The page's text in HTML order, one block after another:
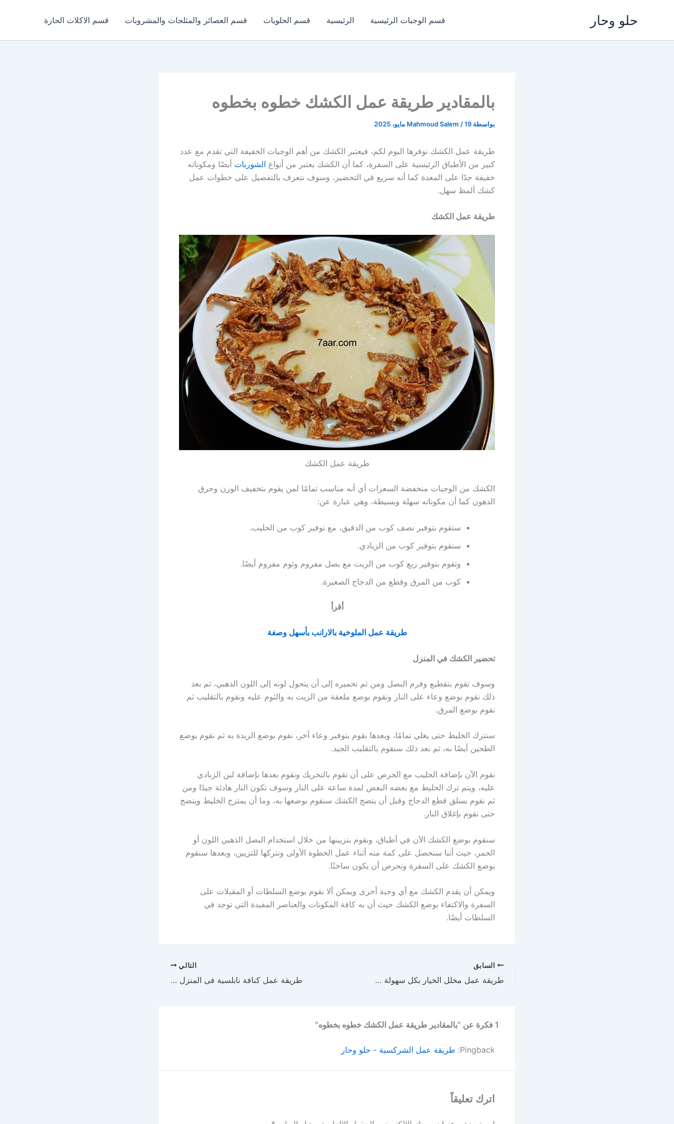
حلو وحار قسم الوجبات الرئيسية الرئيسية قسم الحلويات قسم العصائر والمثلجات والمشروبات قسم الاكلات الحارة
بالمقادير طريقة عمل الكشك خطوه بخطوه
بواسطة Mahmoud Salem /19 مايو، 2025
طريقة عمل الكشك نوفرها اليوم لكم، فيعتبر الكشك من أهم الوجبات الخفيفة التي تقدم مع عدد
كبير من الأطباق الرئيسية على السفرة، كما أن الكشك يعتبر من أنواع الشوربات أيضًا ومكوناته
خفيفة جدًا على المعدة كما أنه سريع في التحضير، وسوف نتعرف بالتفصيل على خطوات عمل
كشك ألمظ سهل.
طريقة عمل الكشك
طريقة عمل الكشك
الكشك من الوجبات منخفضة السعرات أي أنه مناسب تمامًا لمن يقوم بتخفيف الوزن وحرق
الدهون كما أن مكوناته سهلة وبسيطة، وهي عبارة عن:
ستقوم بتوفير نصف كوب من الدقيق، مع توفير كوب من الحليب.
ستقوم بتوفير كوب من الزبادي.
وتقوم بتوفير ربع كوب من الزيت مع بصل مفروم وثوم مفروم أيضًا.
كوب من المرق وقطع من الدجاج الصغيرة.
أقرأ
طريقة عمل الملوخية بالارانب بأسهل وصفة
تحضير الكشك في المنزل
وسوف تقوم بتقطيع وفرم البصل ومن ثم تحميره إلى أن يتحول لونه إلى اللون الذهبي، ثم بعد
ذلك نقوم بوضع وعاء على النار ونقوم بوضع ملعقة من الزيت به والثوم عليه ونقوم بالتقليب ثم
نقوم بوضع المرق.
سنترك الخليط حتى يغلي تمامًا، وبعدها نقوم بتوفير وعاء آخر، نقوم بوضع الزبدة به ثم نقوم بوضع
الطحين أيضًا به، ثم بعد ذلك سنقوم بالتقليب الجيد.
نقوم الآن بإضافة الحليب مع الحرص على أن نقوم بالتحريك ونقوم بعدها بإضافة لبن الزبادي
عليه، ويتم ترك الخليط مع بعضه البعض لمدة ساعة على النار وسوف تكون النار هادئة جيدًا ومن
ثم نقوم بسلق قطع الدجاج وقبل أن ينضج الكشك سنقوم بوضعها به، وما أن يمتزج الخليط وينضج
حتى نقوم بإغلاق النار.
سنقوم بوضع الكشك الآن في أطباق، ونقوم بتزيينها من خلال استخدام البصل الذهبي اللون أو
الحمر، حيث أننا سنحصل على كمة منه أثناء عمل الخطوة الأولى ونتركها للتزيين، وبعدها سنقوم
بوضع الكشك على السفرة ونحرص أن يكون ساخنًا.
ويمكن أن يقدم الكشك مع أي وجبة أخرى ويمكن ألا نقوم بوضع السلطات أو المقبلات على
السفرة والاكتفاء بوضع الكشك حيث أن به كافة المكونات والعناصر المفيدة التي توجد في
السلطات أيضًا.
السابق
طريقة عمل مخلل الخيار بكل سهولة 10 خطوات لاحلى مخلل
التالي
طريقة عمل كنافة نابلسية فى المنزل خطوه بخطوه
1 فكرة عن “بالمقادير طريقة عمل الكشك خطوه بخطوه”
Pingback: طريقة عمل الشركسية - حلو وحار
اترك تعليقاً